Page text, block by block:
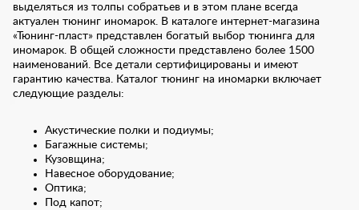
выделяться из толпы собратьев и в этом плане всегда
актуален тюнинг иномарок. В каталоге интернет-магазина
«Тюнинг-пласт» представлен богатый выбор тюнинга для
иномарок. В общей сложности представлено более 1500
наименований. Все детали сертифицированы и имеют
гарантию качества. Каталог тюнинг на иномарки включает
следующие разделы:
Акустические полки и подиумы;
Багажные системы;
Кузовщина;
Навесное оборудование;
Оптика;
Под капот;